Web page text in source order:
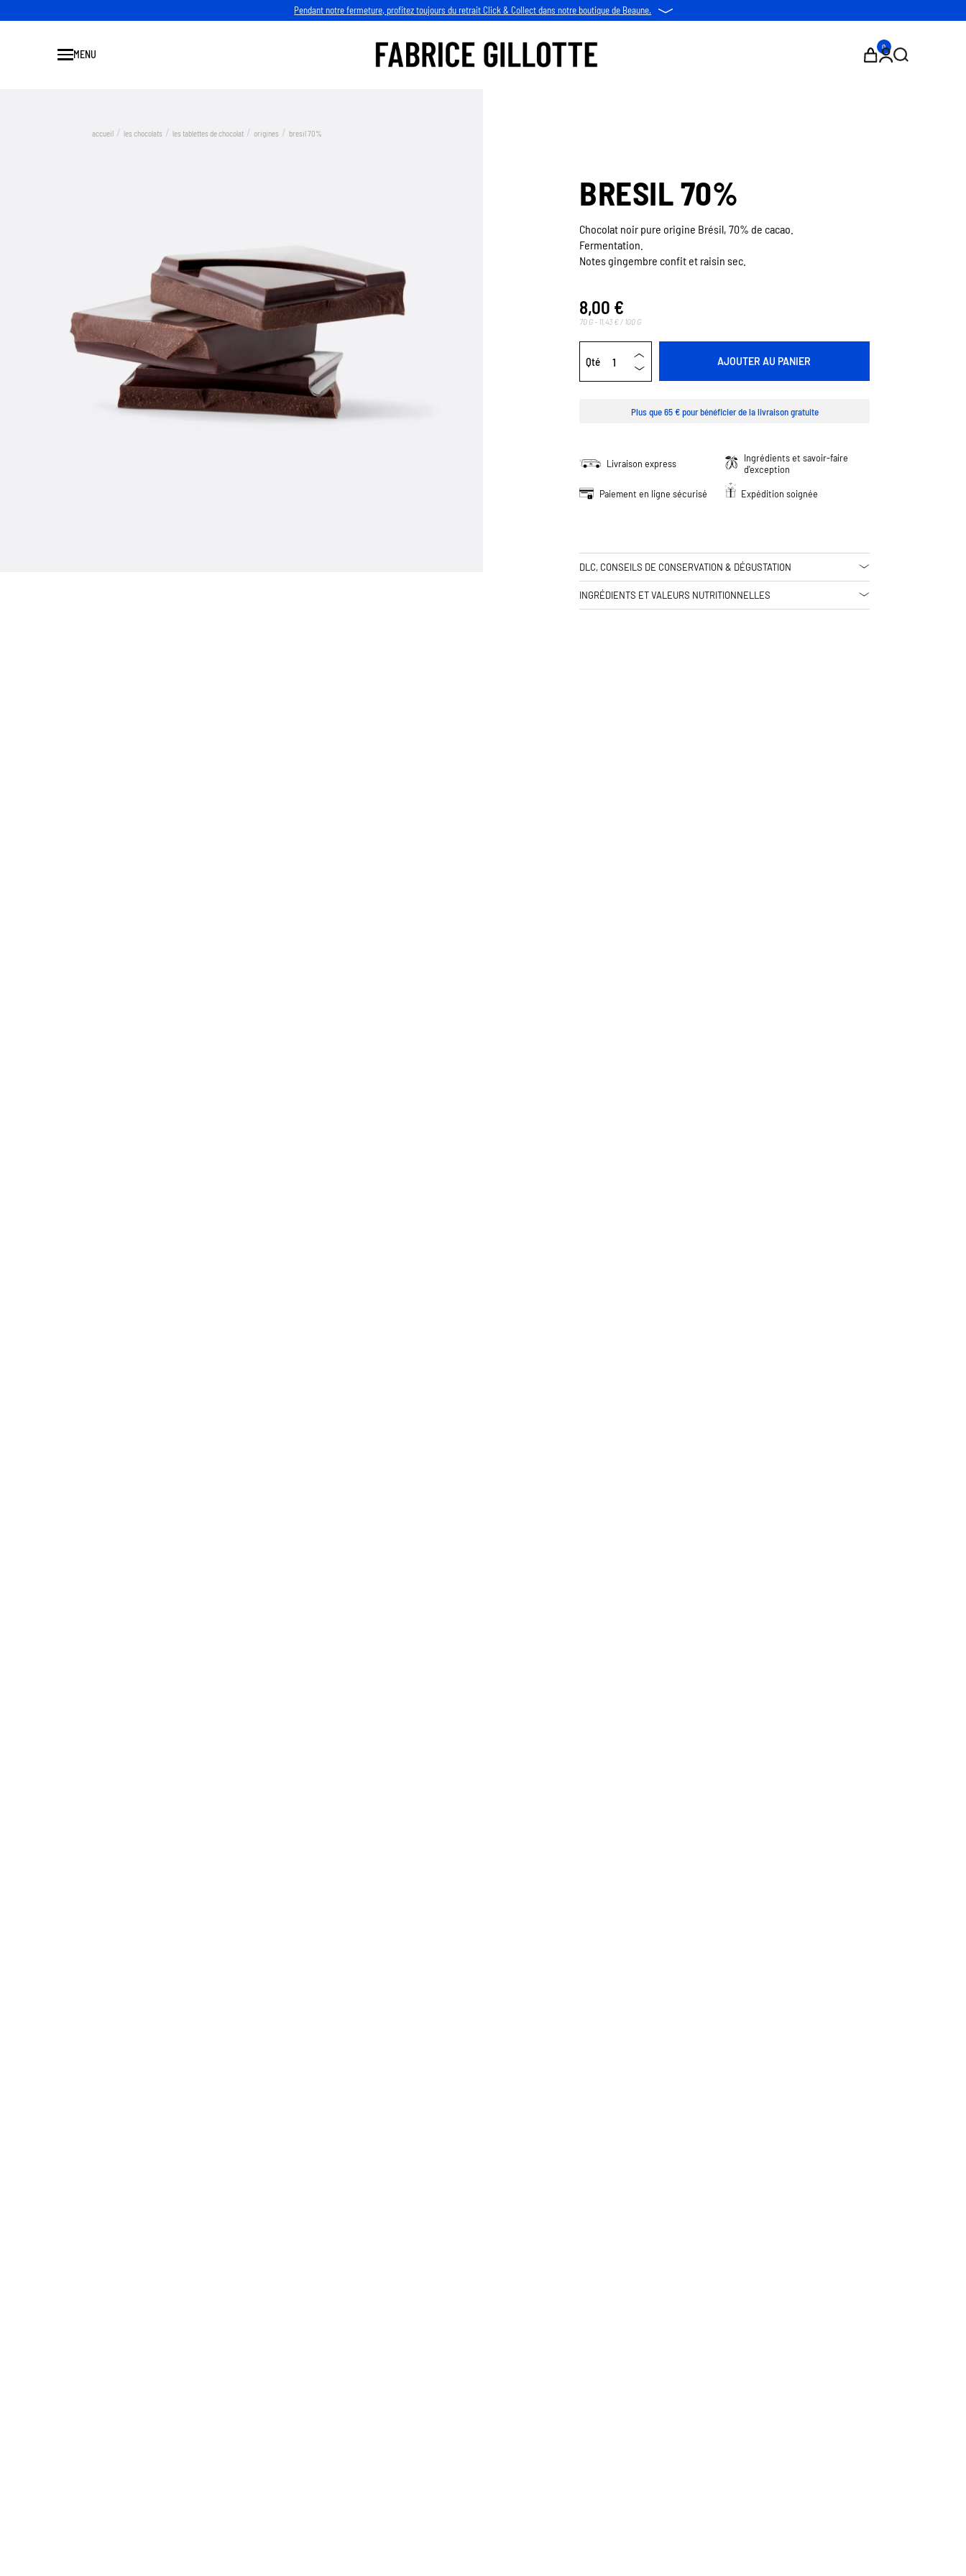
Pendant notre fermeture, profitez toujours du retrait Click & Collect dans notre boutique de Beaune.
MENU
0
accueil les chocolats les tablettes de chocolat origines bresil 70%
BRESIL 70%
Chocolat noir pure origine Brésil, 70% de cacao.
Fermentation.
Notes gingembre confit et raisin sec.
8,00 €
70 G - 11,43 € / 100 G
Qté AJOUTER AU PANIER
Plus que 65 € pour bénéficier de la livraison gratuite
Livraison express
Ingrédients et savoir-faire
d'exception
Paiement en ligne sécurisé Expédition soignée
DLC, CONSEILS DE CONSERVATION & DÉGUSTATION
INGRÉDIENTS ET VALEURS NUTRITIONNELLES